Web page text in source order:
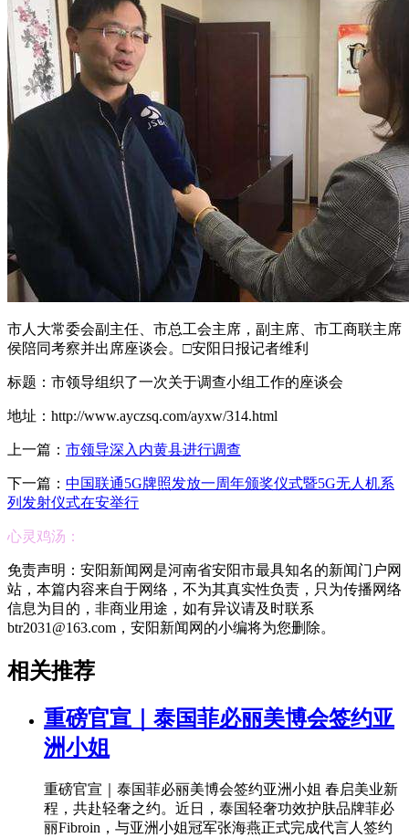
市人大常委会副主任、市总工会主席，副主席、市工商联主席
侯陪同考察并出席座谈会。□安阳日报记者维利
标题：市领导组织了一次关于调查小组工作的座谈会
地址：http://www.ayczsq.com/ayxw/314.html
上一篇： 市领导深入内黄县进行调查
下一篇： 中国联通5G牌照发放一周年颁奖仪式暨5G无人机系
列发射仪式在安举行
心灵鸡汤：
免责声明：安阳新闻网是河南省安阳市最具知名的新闻门户网
站，本篇内容来自于网络，不为其真实性负责，只为传播网络
信息为目的，非商业用途，如有异议请及时联系
btr2031@163.com，安阳新闻网的小编将为您删除。
相关推荐
重磅官宣｜泰国菲必丽美博会签约亚
洲小姐
重磅官宣｜泰国菲必丽美博会签约亚洲小姐 春启美业新
程，共赴轻奢之约。近日，泰国轻奢功效护肤品牌菲必
丽Fibroin，与亚洲小姐冠军张海燕正式完成代言人签约